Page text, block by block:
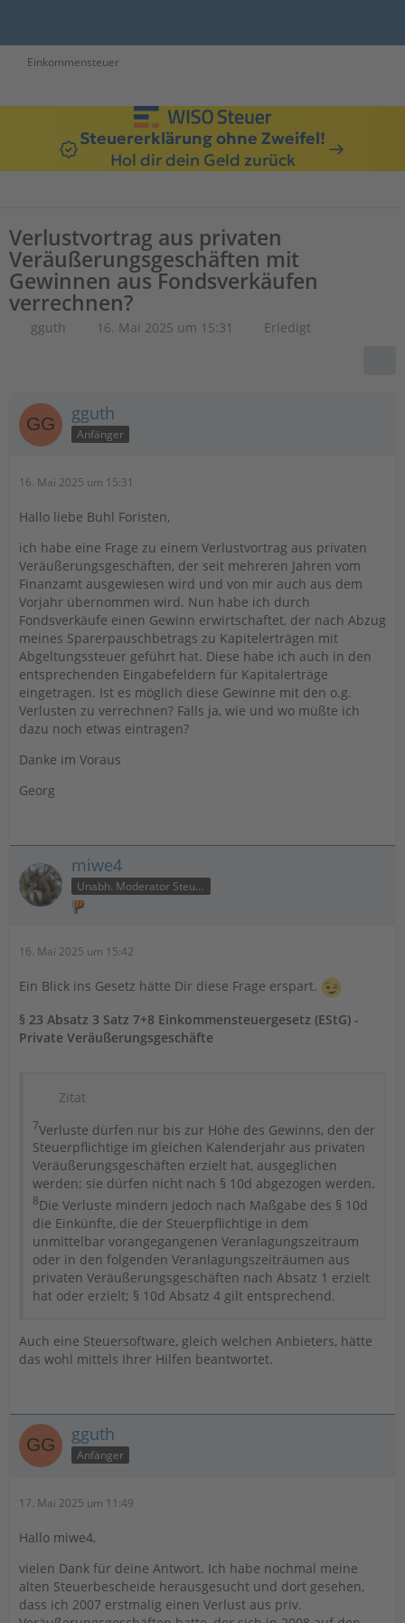
Einkommensteuer
Steuererklärung ohne Zweifel!
Hol dir dein Geld zurück
Verlustvortrag aus privaten
Veräußerungsgeschäften mit
Gewinnen aus Fondsverkäufen
verrechnen?
gguth 16. Mai 2025 um 15:31 Erledigt
gguth
Anfänger
16. Mai 2025 um 15:31
Hallo liebe Buhl Foristen,
ich habe eine Frage zu einem Verlustvortrag aus privaten
Veräußerungsgeschäften, der seit mehreren Jahren vom
Finanzamt ausgewiesen wird und von mir auch aus dem
Vorjahr übernommen wird. Nun habe ich durch
Fondsverkäufe einen Gewinn erwirtschaftet, der nach Abzug
meines Sparerpauschbetrags zu Kapitelerträgen mit
Abgeltungssteuer geführt hat. Diese habe ich auch in den
entsprechenden Eingabefeldern für Kapitalerträge
eingetragen. Ist es möglich diese Gewinne mit den o.g.
Verlusten zu verrechnen? Falls ja, wie und wo müßte ich
dazu noch etwas eintragen?
Danke im Voraus
Georg
miwe4
Unabh. Moderator Steuer
16. Mai 2025 um 15:42
Ein Blick ins Gesetz hätte Dir diese Frage erspart.
§ 23 Absatz 3 Satz 7+8 Einkommensteuergesetz (EStG) -
Private Veräußerungsgeschäfte
Zitat
7Verluste dürfen nur bis zur Höhe des Gewinns, den der
Steuerpflichtige im gleichen Kalenderjahr aus privaten
Veräußerungsgeschäften erzielt hat, ausgeglichen
werden; sie dürfen nicht nach § 10d abgezogen werden.
8Die Verluste mindern jedoch nach Maßgabe des § 10d
die Einkünfte, die der Steuerpflichtige in dem
unmittelbar vorangegangenen Veranlagungszeitraum
oder in den folgenden Veranlagungszeiträumen aus
privaten Veräußerungsgeschäften nach Absatz 1 erzielt
hat oder erzielt; § 10d Absatz 4 gilt entsprechend.
Auch eine Steuersoftware, gleich welchen Anbieters, hätte
das wohl mittels Ihrer Hilfen beantwortet.
gguth
Anfänger
17. Mai 2025 um 11:49
Hallo miwe4,
vielen Dank für deine Antwort. Ich habe nochmal meine
alten Steuerbescheide herausgesucht und dort gesehen,
dass ich 2007 erstmalig einen Verlust aus priv.